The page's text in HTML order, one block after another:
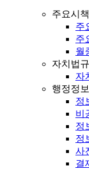
주요시책
주
주
월
자치법규
자
행정정
정
비
정
정
사
결